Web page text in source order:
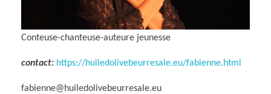
Archives
Conteuse-chanteuse-auteure jeunesse
contact: https://huiledolivebeurresale.eu/fabienne.html
fabienne@huiledolivebeurresale.eu